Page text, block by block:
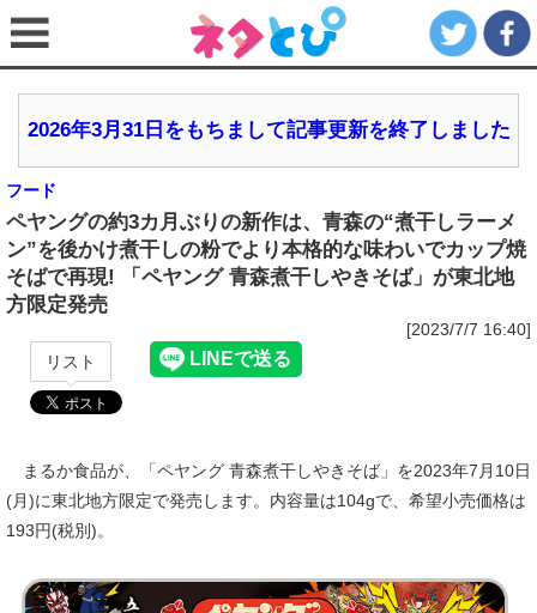
2026年3月31日をもちまして記事更新を終了しました
フード
ペヤングの約3カ月ぶりの新作は、青森の“煮干しラーメ
ン”を後かけ煮干しの粉でより本格的な味わいでカップ焼
そばで再現! 「ペヤング 青森煮干しやきそば」が東北地
方限定発売
[2023/7/7 16:40]
リスト
まるか食品が、「ペヤング 青森煮干しやきそば」を2023年7月10日
(月)に東北地方限定で発売します。内容量は104gで、希望小売価格は
193円(税別)。